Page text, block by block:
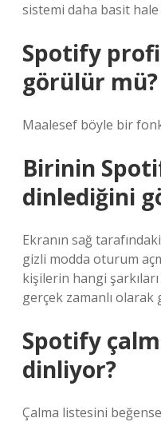
sistemi daha basit
Spotify
görülür mü?
Maalesef böyle bir
Birinin
dinlediğini
Ekranın sağ
gizli modda oturum
kişilerin hangi
gerçek zamanlı olarak
Spotify
dinliyor?
Çalma listesini